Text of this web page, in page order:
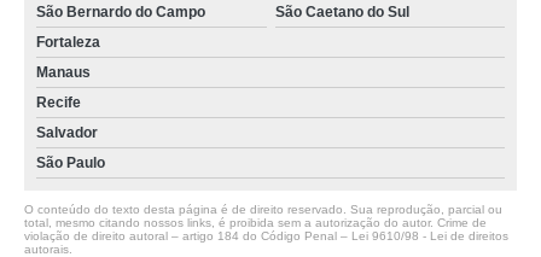
São Bernardo do Campo
São Caetano do Sul
Fortaleza
Manaus
Recife
Salvador
São Paulo
O conteúdo do texto desta página é de direito reservado. Sua reprodução, parcial ou
total, mesmo citando nossos links, é proibida sem a autorização do autor. Crime de
violação de direito autoral – artigo 184 do Código Penal – Lei 9610/98 - Lei de direitos
autorais